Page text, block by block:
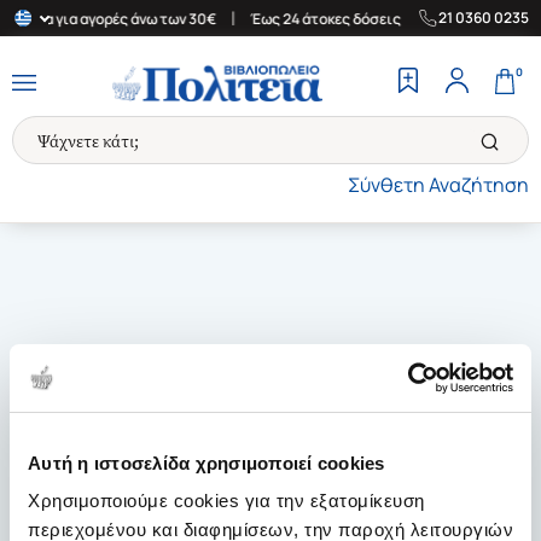
Αυτή η ιστοσελίδα χρησιμοποιεί cookies
Χρησιμοποιούμε cookies για την εξατομίκευση
περιεχομένου και διαφημίσεων, την παροχή λειτουργιών
για αγορές άνω των 30€ Έως 24 άτοκες δόσεις | Δωρεάν
21 0360 0235
Σύνθετη Αναζήτηση
0